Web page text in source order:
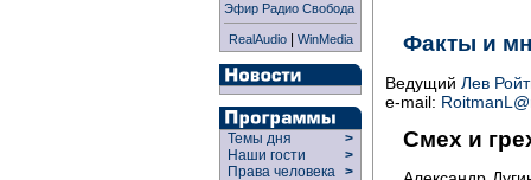
Эфир Радио Свобода
RealAudio| WinMedia
Темы дня
>
Наши гости
>
Права человека >
Факты и
Ведущий Лев
e-mail:
Смех и